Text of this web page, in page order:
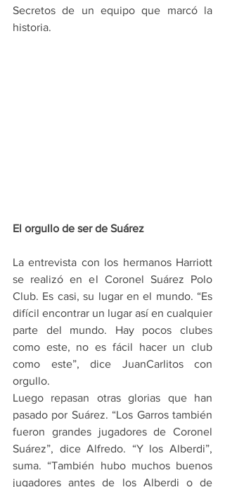
Secretos de un equipo que marcó la
historia.
El orgullo de ser de Suárez
La entrevista con los hermanos Harriott
se realizó en el Coronel Suárez Polo
Club. Es casi, su lugar en el mundo. “Es
difícil encontrar un lugar así en cualquier
parte del mundo. Hay pocos clubes
como este, no es fácil hacer un club
como este”, dice JuanCarlitos con
orgullo.
Luego repasan otras glorias que han
pasado por Suárez. “Los Garros también
fueron grandes jugadores de Coronel
Suárez”, dice Alfredo. “Y los Alberdi”,
suma. “También hubo muchos buenos
jugadores antes de los Alberdi o de